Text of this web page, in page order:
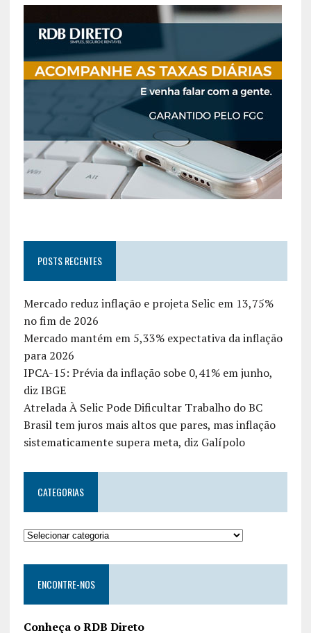
POSTS RECENTES
Mercado reduz inflação e projeta Selic em 13,75%
no fim de 2026
Mercado mantém em 5,33% expectativa da inflação
para 2026
IPCA-15: Prévia da inflação sobe 0,41% em junho,
diz IBGE
Atrelada À Selic Pode Dificultar Trabalho do BC
Brasil tem juros mais altos que pares, mas inflação
sistematicamente supera meta, diz Galípolo
CATEGORIAS
ENCONTRE-NOS
Conheça o RDB Direto